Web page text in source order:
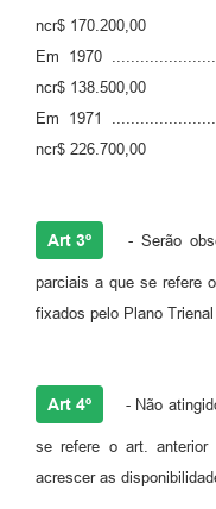
Contratos
Carta de Serviços
Legislação para Concurso
Sic
Lei Aldir Blanc
PNAB - CICLO 2
ncr$ 170.200,00
Em 1970
ncr$ 138.500,00
Em 1971
ncr$ 226.700,00
Art 3º - Serão
parciais a que se refere
fixados pelo Plano
Art 4º - Não
se refere o art. anterior
acrescer as